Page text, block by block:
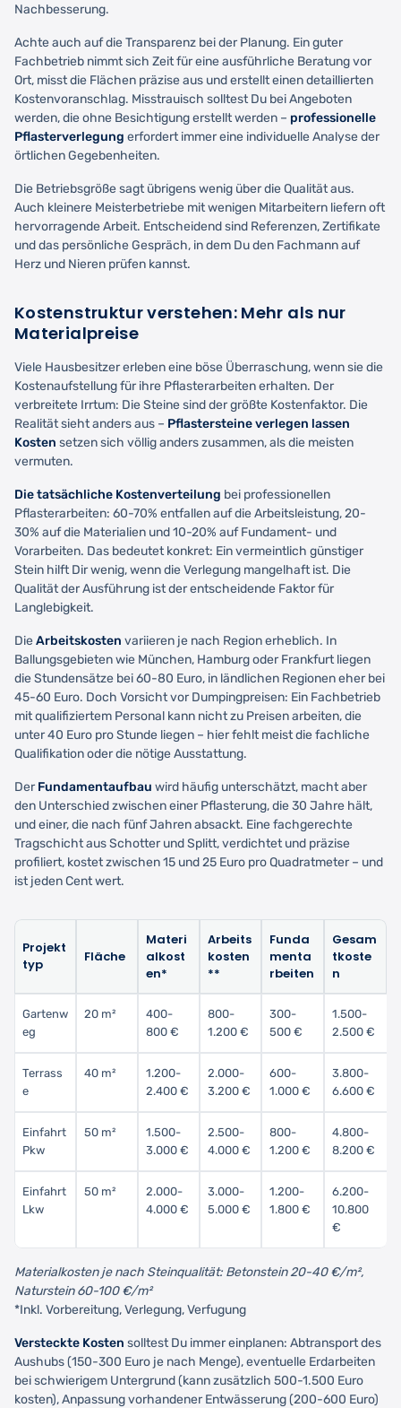
Nachbesserung.
Achte auch auf die Transparenz bei der Planung. Ein guter
Fachbetrieb nimmt sich Zeit für eine ausführliche Beratung vor
Ort, misst die Flächen präzise aus und erstellt einen detaillierten
Kostenvoranschlag. Misstrauisch solltest Du bei Angeboten
werden, die ohne Besichtigung erstellt werden – professionelle
Pflasterverlegung erfordert immer eine individuelle Analyse der
örtlichen Gegebenheiten.
Die Betriebsgröße sagt übrigens wenig über die Qualität aus.
Auch kleinere Meisterbetriebe mit wenigen Mitarbeitern liefern oft
hervorragende Arbeit. Entscheidend sind Referenzen, Zertifikate
und das persönliche Gespräch, in dem Du den Fachmann auf
Herz und Nieren prüfen kannst.
Kostenstruktur verstehen: Mehr als nur
Materialpreise
Viele Hausbesitzer erleben eine böse Überraschung, wenn sie die
Kostenaufstellung für ihre Pflasterarbeiten erhalten. Der
verbreitete Irrtum: Die Steine sind der größte Kostenfaktor. Die
Realität sieht anders aus – Pflastersteine verlegen lassen
Kosten setzen sich völlig anders zusammen, als die meisten
vermuten.
Die tatsächliche Kostenverteilung bei professionellen
Pflasterarbeiten: 60-70% entfallen auf die Arbeitsleistung, 20-
30% auf die Materialien und 10-20% auf Fundament- und
Vorarbeiten. Das bedeutet konkret: Ein vermeintlich günstiger
Stein hilft Dir wenig, wenn die Verlegung mangelhaft ist. Die
Qualität der Ausführung ist der entscheidende Faktor für
Langlebigkeit.
DieArbeitskosten variieren je nach Region erheblich. In
Ballungsgebieten wie München, Hamburg oder Frankfurt liegen
die Stundensätze bei 60-80 Euro, in ländlichen Regionen eher bei
45-60 Euro. Doch Vorsicht vor Dumpingpreisen: Ein Fachbetrieb
mit qualifiziertem Personal kann nicht zu Preisen arbeiten, die
unter 40 Euro pro Stunde liegen – hier fehlt meist die fachliche
Qualifikation oder die nötige Ausstattung.
DerFundamentaufbau wird häufig unterschätzt, macht aber
den Unterschied zwischen einer Pflasterung, die 30 Jahre hält,
und einer, die nach fünf Jahren absackt. Eine fachgerechte
Tragschicht aus Schotter und Splitt, verdichtet und präzise
profiliert, kostet zwischen 15 und 25 Euro pro Quadratmeter – und
ist jeden Cent wert.
Projekt
typ
Fläche
Materi
alkost
en*
Arbeits
kosten
**
Funda
menta
rbeiten
Gesam
tkoste
n
Gartenw
eg
20 m²
400-
800 €
800-
1.200 €
300-
500 €
1.500-
2.500 €
Terrass
e
40 m²
1.200-
2.400 €
2.000-
3.200 €
600-
1.000 €
3.800-
6.600 €
Einfahrt
Pkw
50 m²
1.500-
3.000 €
2.500-
4.000 €
800-
1.200 €
4.800-
8.200 €
Einfahrt
Lkw
50 m²
2.000-
4.000 €
3.000-
5.000 €
1.200-
1.800 €
6.200-
10.800
€
Materialkosten je nach Steinqualität: Betonstein 20-40 €/m²,
Naturstein 60-100 €/m²
*Inkl. Vorbereitung, Verlegung, Verfugung
Versteckte Kosten solltest Du immer einplanen: Abtransport des
Aushubs (150-300 Euro je nach Menge), eventuelle Erdarbeiten
bei schwierigem Untergrund (kann zusätzlich 500-1.500 Euro
kosten), Anpassung vorhandener Entwässerung (200-600 Euro)